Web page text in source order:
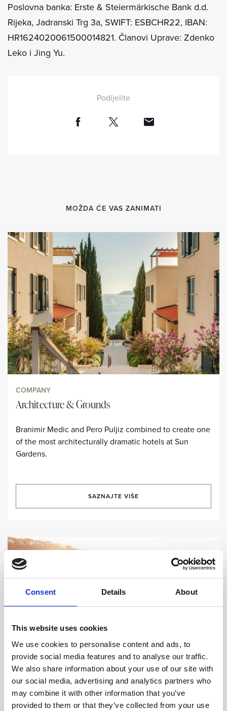
Consent Details About
This website uses cookies
We use cookies to personalise content and ads, to
provide social media features and to analyse our traffic.
We also share information about your use of our site with
our social media, advertising and analytics partners who
may combine it with other information that you’ve
provided to them or that they’ve collected from your use
Poslovna banka: Erste & Steiermärkische Bank d.d.
Rijeka, Jadranski Trg 3a, SWIFT: ESBCHR22, IBAN:
HR1624020061500014821. Članovi Uprave: Zdenko
Leko i Jing Yu.
Podijelite
MOŽDA ĆE VAS ZANIMATI
COMPANY
Architecture & Grounds
Branimir Medic and Pero Puljiz combined to create one
of the most architecturally dramatic hotels at Sun
Gardens.
SAZNAJTE VIŠE
COMPANY